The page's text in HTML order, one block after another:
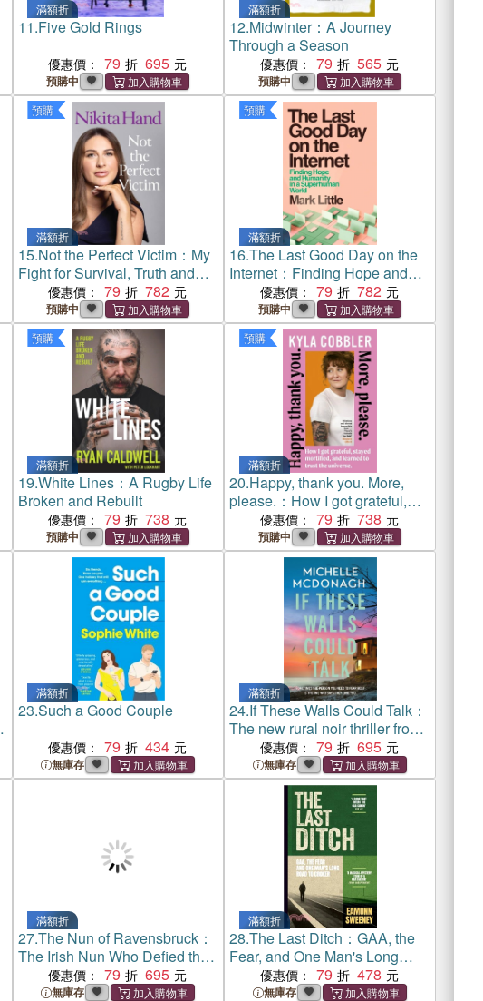
滿額折
11.Five Gold Rings
優惠價： 79 695
預購中
滿額折
12.Midwinter：A Journey
Through a Season
優惠價： 79 565
預購中
預購
滿額折
15.Not the Perfect Victim：My
Fight for Survival, Truth and
Justice優惠價： 79 782
預購中
預購
滿額折
16.The Last Good Day on the
Internet：Finding Hope and
Humanity in a Superhuman
World
優惠價： 79 782
預購中
預購
滿額折
19.White Lines：A Rugby Life
Broken and Rebuilt
優惠價： 79 738
預購中
預購
滿額折
20.Happy, thank you. More,
please.：How I got grateful,
stayed mortified, and learned
to trust the universe
優惠價： 79 738
預購中
滿額折
23.Such a Good Couple
優惠價： 79 434
無庫存
滿額折
24.If These Walls Could Talk：
The new rural noir thriller from
the author readers can’t put
down
優惠價： 79 695
無庫存
滿額折
27.The Nun of Ravensbruck：
The Irish Nun Who Defied the
Nazis優惠價： 79 695
無庫存
滿額折
28.The Last Ditch：GAA, the
Fear, and One Man's Long
Road to Croker
優惠價： 79 478
無庫存